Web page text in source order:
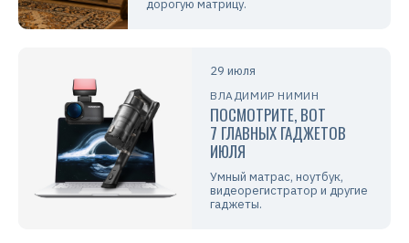
дорогую матрицу.
29 июля
ВЛАДИМИР НИМИН
ПОСМОТРИТЕ, ВОТ
7 ГЛАВНЫХ ГАДЖЕТОВ
ИЮЛЯ
Умный матрас, ноутбук,
видеорегистратор и другие
гаджеты.